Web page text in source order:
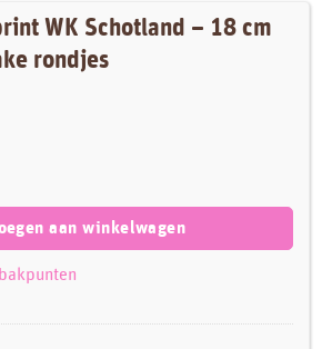
WK Schotland – 18 cm
rondjes
aan winkelwagen